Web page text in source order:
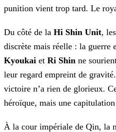
punition vient trop tard. Le
Du côté de la Hi Shin Unit,
discrète mais réelle : la guerre
Kyoukai et Ri Shin ne
leur regard empreint de
victoire n’a rien de glorieux.
héroïque, mais une
À la cour impériale de Qin, la